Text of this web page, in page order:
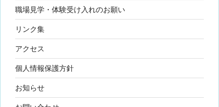
職場見学・体験受け入れのお願い
リンク集
アクセス
個人情報保護方針
お知らせ